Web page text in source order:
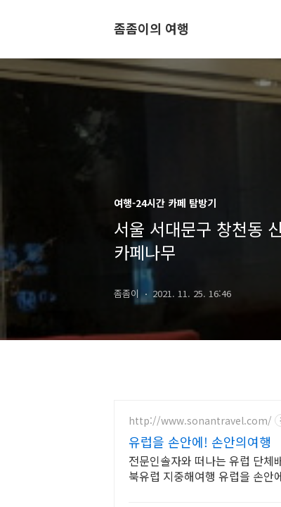
좀좀이의 여행
여행-24시간 카페 탐방기
서울 서대문구 창천동
카페나무
좀좀이 2021. 11. 25. 16:46
http://www.sonantravel.com/
유럽을 손안에! 손안의여행
전문인솔자와 떠나는 유럽 단체
북유럽 지중해여행 유럽을 손안